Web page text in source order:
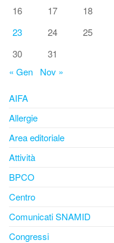
16
17 18
23
24 25
30
31
« Gen
Nov »
AIFA
Allergie
Area editoriale
Attività
BPCO
Centro
Comunicati SNAMID
Congressi